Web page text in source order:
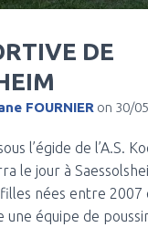
DE
FOURNIER on 30/
l’égide de l’A.S.
le jour à
nées entre 2007
équipe de